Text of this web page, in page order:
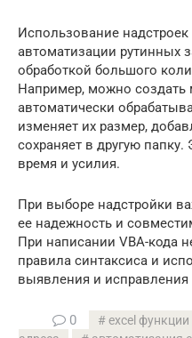
Использование
автоматизации рутинных
обработкой большого
Например, можно создать
автоматически
изменяет их размер,
сохраняет в другую
время и усилия.
При выборе надстройки
ее надежность и
При написании VBA-кода
правила синтаксиса и
выявления и
0 excel функции